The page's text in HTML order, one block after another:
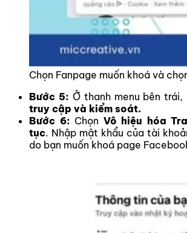
Chọn Fanpage muốn khoá và
Bước 5: Ở thanh menu bên
truy cập và kiểm soát.
Bước 6: Chọn Vô hiệu hóa
tục. Nhập mật khẩu của tài
do bạn muốn khoá page